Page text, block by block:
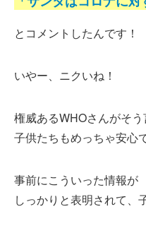
とコメントしたんです！
いやー、ニクいね！
権威あるWHOさんがそ
子供たちもめっちゃ安心
事前にこういった情報が
しっかりと表明されて、